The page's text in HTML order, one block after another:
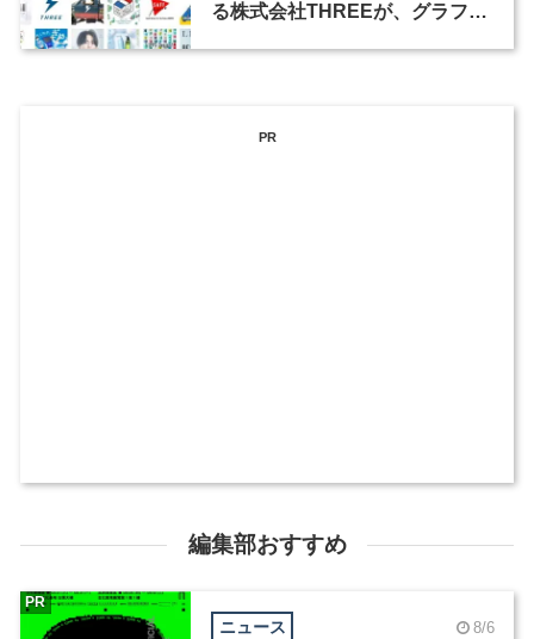
る株式会社THREEが、グラフィ
PR
編集部おすすめ
ニュース 8/6
PR